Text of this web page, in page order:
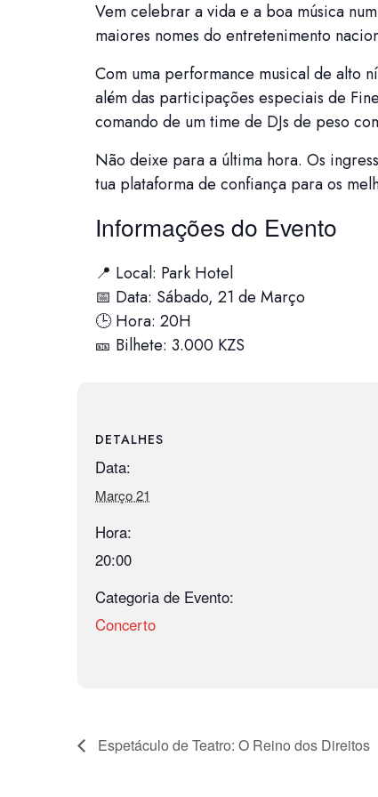
Vem celebrar a vida e a boa música
maiores nomes do entretenimento
Com uma performance musical de alto
além das participações especiais de
comando de um time de DJs de peso
Não deixe para a última hora. Os
tua plataforma de confiança para os
Informações do Evento
📍 Local: Park Hotel
📅 Data: Sábado, 21 de Março
🕒 Hora: 20H
🎫 Bilhete: 3.000 KZS
DETALHES
Data:
Março 21
Hora:
20:00
Categoria de Evento:
Concerto
Espetáculo de Teatro: O Reino dos Direitos